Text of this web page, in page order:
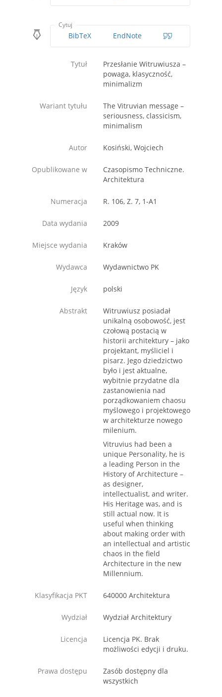
Cytuj
BibTeX EndNote
Tytuł
Przesłanie Witruwiusza –
powaga, klasyczność,
minimalizm
Wariant tytułu
The Vitruvian message –
seriousness, classicism,
minimalism
Autor Kosiński, Wojciech
Opublikowane w
Czasopismo Techniczne.
Architektura
Numeracja R. 106, Z. 7, 1-A1
Data wydania 2009
Miejsce wydania Kraków
Wydawca Wydawnictwo PK
Język polski
Abstrakt
Witruwiusz posiadał
unikalną osobowość, jest
czołową postacią w
historii architektury – jako
projektant, myśliciel i
pisarz. Jego dziedzictwo
było i jest aktualne,
wybitnie przydatne dla
zastanowienia nad
porządkowaniem chaosu
myślowego i projektowego
w architekturze nowego
milenium.
Vitruvius had been a
unique Personality, he is
a leading Person in the
History of Architecture –
as designer,
intellectualist, and writer.
His Heritage was, and is
still actual now. It is
useful when thinking
about making order with
an intellectual and artistic
chaos in the field
Architecture in the new
Millennium.
Klasyfikacja PKT 640000 Architektura
Wydział Wydział Architektury
Licencja
Licencja PK. Brak
możliwości edycji i druku.
Prawa dostępu
Zasób dostępny dla
wszystkich